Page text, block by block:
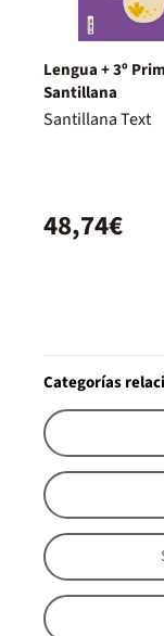
Lengua + 3º
Santillana
Santillana Text
48,74€
Categorías